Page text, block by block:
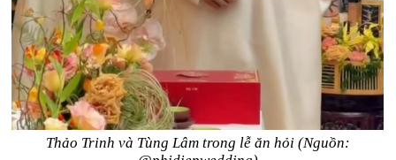
Thảo Trinh và Tùng Lâm trong lễ ăn hỏi (Nguồn: